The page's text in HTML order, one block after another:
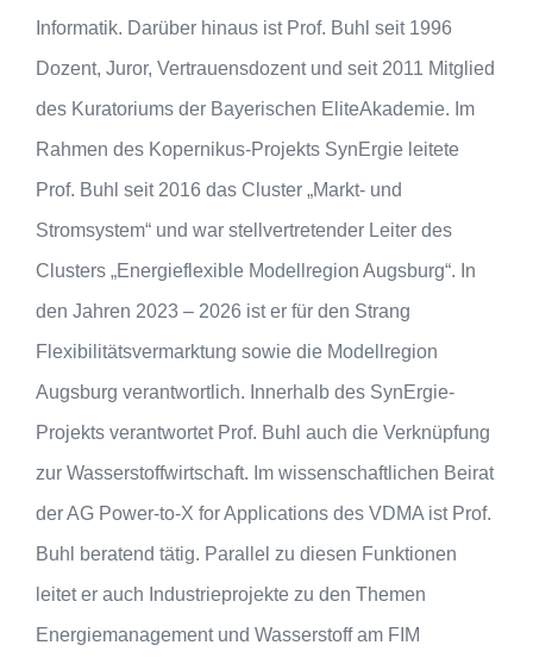
Informatik. Darüber hinaus ist Prof. Buhl seit 1996
Dozent, Juror, Vertrauensdozent und seit 2011 Mitglied
des Kuratoriums der Bayerischen EliteAkademie. Im
Rahmen des Kopernikus-Projekts SynErgie leitete
Prof. Buhl seit 2016 das Cluster „Markt- und
Stromsystem“ und war stellvertretender Leiter des
Clusters „Energieflexible Modellregion Augsburg“. In
den Jahren 2023 – 2026 ist er für den Strang
Flexibilitätsvermarktung sowie die Modellregion
Augsburg verantwortlich. Innerhalb des SynErgie-
Projekts verantwortet Prof. Buhl auch die Verknüpfung
zur Wasserstoffwirtschaft. Im wissenschaftlichen Beirat
der AG Power-to-X for Applications des VDMA ist Prof.
Buhl beratend tätig. Parallel zu diesen Funktionen
leitet er auch Industrieprojekte zu den Themen
Energiemanagement und Wasserstoff am FIM